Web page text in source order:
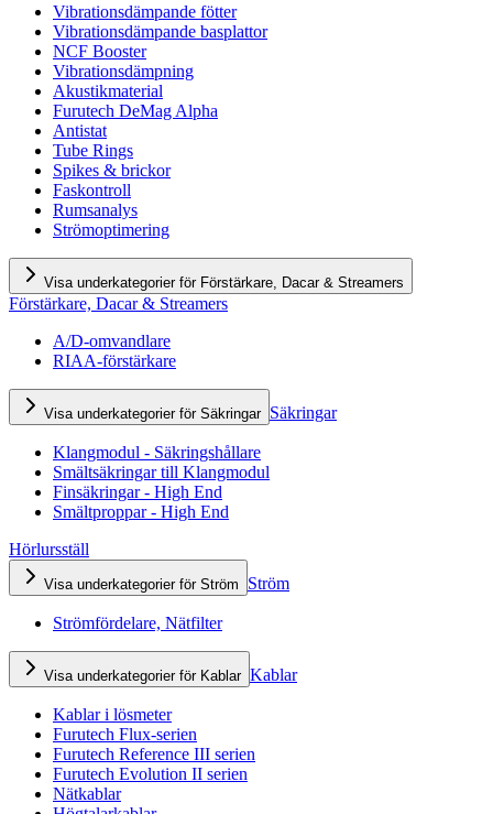
Vibrationsdämpande fötter
Vibrationsdämpande basplattor
NCF Booster
Vibrationsdämpning
Akustikmaterial
Furutech DeMag Alpha
Antistat
Tube Rings
Spikes & brickor
Faskontroll
Rumsanalys
Strömoptimering
Visa underkategorier för Förstärkare, Dacar & Streamers
Förstärkare, Dacar & Streamers
A/D-omvandlare
RIAA-förstärkare
Visa underkategorier för Säkringar Säkringar
Klangmodul - Säkringshållare
Smältsäkringar till Klangmodul
Finsäkringar - High End
Smältproppar - High End
Hörlursställ
Visa underkategorier för Ström Ström
Strömfördelare, Nätfilter
Visa underkategorier för Kablar Kablar
Kablar i lösmeter
Furutech Flux-serien
Furutech Reference III serien
Furutech Evolution II serien
Nätkablar